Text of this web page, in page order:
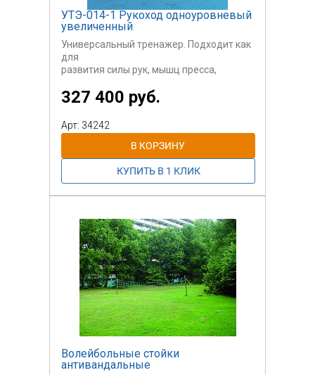
УТЭ-014-1 Рукоход одноуровневый
увеличенный
Универсальный тренажер. Подходит как
для
развития силы рук, мышц пресса,
так и для активных игр.
327 400 руб.
Арт: 34242
Волейбольные стойки
антивандальные